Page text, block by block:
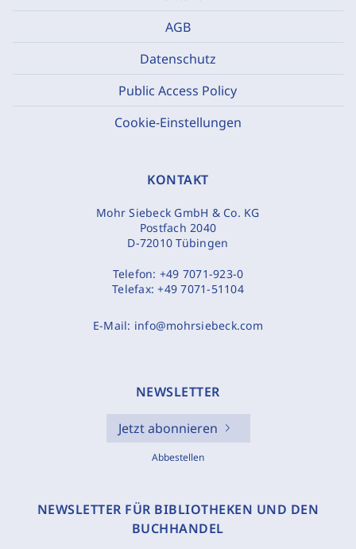
AGB
Datenschutz
Public Access Policy
Cookie-Einstellungen
KONTAKT
Mohr Siebeck GmbH & Co. KG
Postfach 2040
D-72010 Tübingen
Telefon: +49 7071-923-0
Telefax:+49 7071-51104
E-Mail: info@mohrsiebeck.com
NEWSLETTER
Jetzt abonnieren
Abbestellen
NEWSLETTER FÜR BIBLIOTHEKEN UND DEN
BUCHHANDEL